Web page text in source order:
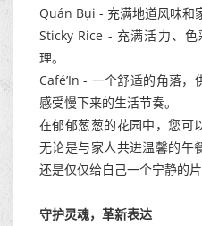
Quán Bụi - 充满地道风味和
Sticky Rice - 充满活力、
理。
Café’In - 一个舒适的角落，
感受慢下来的生活节奏。
在郁郁葱葱的花园中，您可
无论是与家人共进温馨的午
还是仅仅给自己一个宁静的片
守护灵魂，革新表达